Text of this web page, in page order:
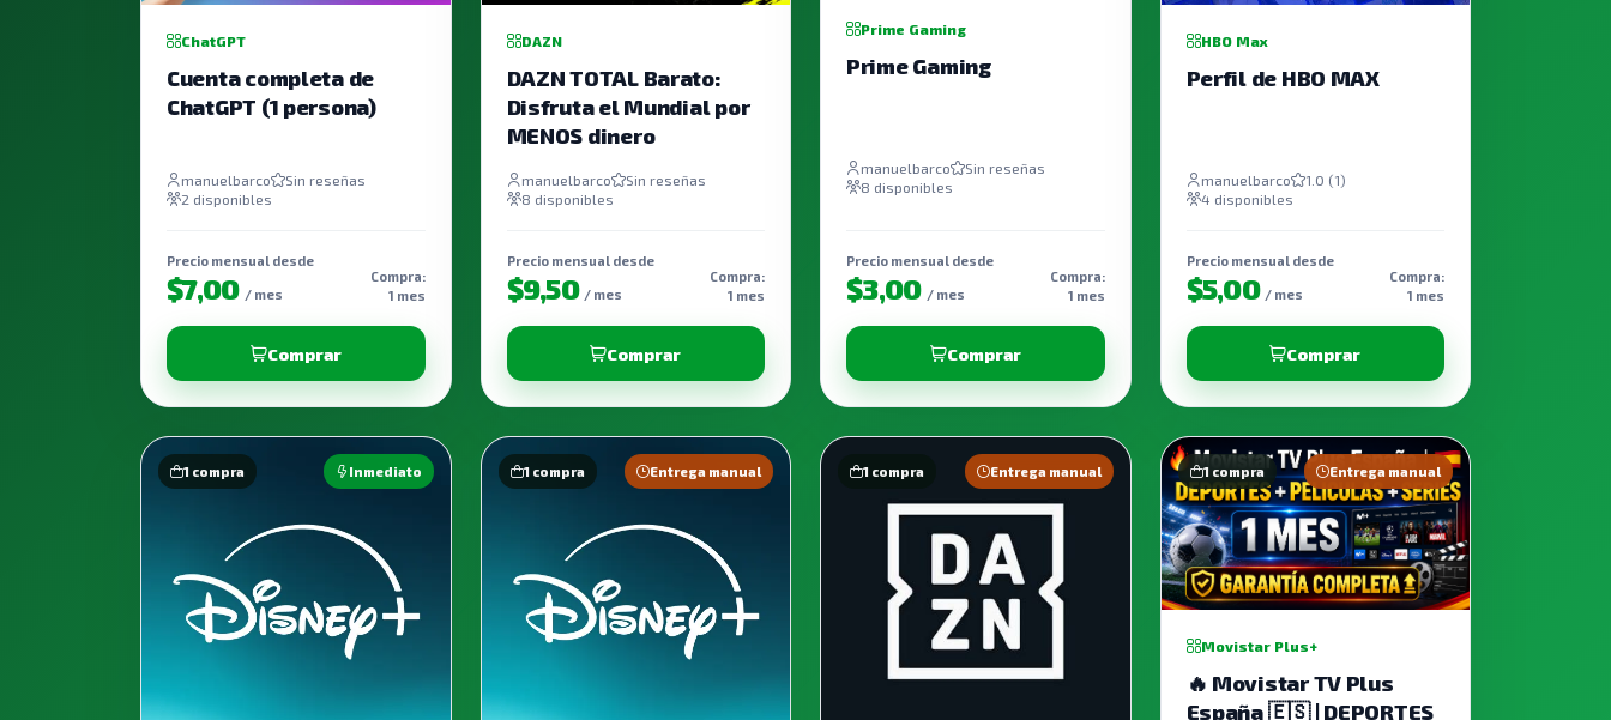
ChatGPT
Cuenta completa de
ChatGPT (1 persona)
manuelbarco
Sin reseñas
2 disponibles
Precio mensual desde
$7,00 / mes
Compra:
1 mes
Comprar
DAZN
DAZN TOTAL Barato:
Disfruta el Mundial por
MENOS dinero
manuelbarco
Sin reseñas
8 disponibles
Precio mensual desde
$9,50 / mes
Compra:
1 mes
Comprar
Prime Gaming
Prime Gaming
manuelbarco
Sin reseñas
8 disponibles
Precio mensual desde
$3,00 / mes
Compra:
1 mes
Comprar
HBO Max
Perfil de HBO MAX
manuelbarco
1.0 (1)
4 disponibles
Precio mensual desde
$5,00 / mes
Compra:
1 mes
Comprar
1 compra Inmediato 1 compra Entrega manual 1 compra Entrega manual 1 compra Entrega manual
Movistar Plus+
🔥 Movistar TV Plus
España 🇪🇸 | DEPORTES